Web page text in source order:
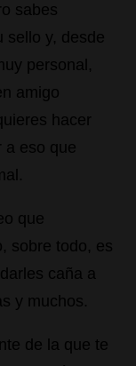
sabes
sello y, desde
personal,
amigo
hacer
a eso que
que
sobre todo, es
caña a
y muchos.
de la que te